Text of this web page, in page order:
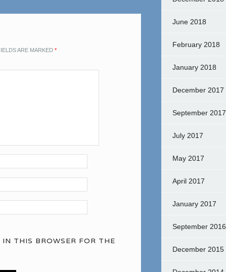
ARE MARKED *
THIS BROWSER FOR THE
June 2018
February 2018
January 2018
December 2017
September 2017
July 2017
May 2017
April 2017
January 2017
September 2016
December 2015